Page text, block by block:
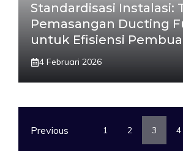
Standardisasi Instalasi:
Pemasangan Ducting
untuk Efisiensi
4 Februari 2026
Previous 1 2 3 4